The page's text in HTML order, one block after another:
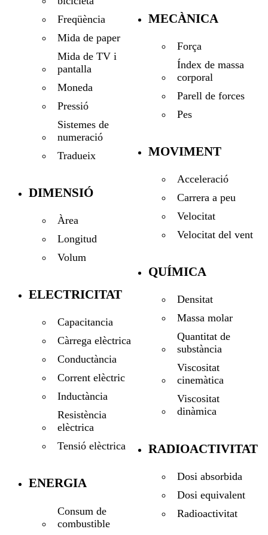
Freqüència
Mida de paper
Mida de TV i
pantalla
Moneda
Pressió
Sistemes de
numeració
Tradueix
DIMENSIÓ
Àrea
Longitud
Volum
ELECTRICITAT
Capacitancia
Càrrega elèctrica
Conductància
Corrent elèctric
Inductància
Resistència
elèctrica
Tensió elèctrica
ENERGIA
Consum de
combustible
MECÀNICA
Força
Índex de massa
corporal
Parell de forces
Pes
MOVIMENT
Acceleració
Carrera a peu
Velocitat
Velocitat del vent
QUÍMICA
Densitat
Massa molar
Quantitat de
substància
Viscositat
cinemàtica
Viscositat
dinàmica
RADIOACTIVITAT
Dosi absorbida
Dosi equivalent
Radioactivitat